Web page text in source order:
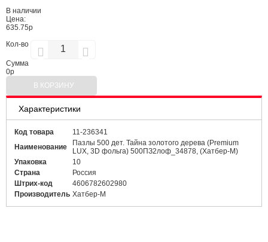
В наличии
Цена:
635.75р
Кол-во
Сумма
0р
В КОРЗИНУ
Характеристики
Код товара
11-236341
Наименование
Пазлы 500 дет. Тайна золотого дерева (Premium
LUX, 3D фольга) 500ПЗ2лоф_34878, (Хатбер-М)
Упаковка
10
Страна
Россия
Штрих-код
4606782602980
Производитель Хатбер-М